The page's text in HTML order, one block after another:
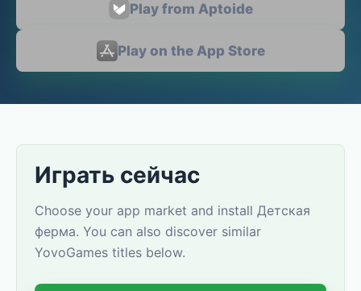
Play from Aptoide
Play on the App Store
Играть сейчас
Choose your app market and install Детская
ферма. You can also discover similar
YovoGames titles below.